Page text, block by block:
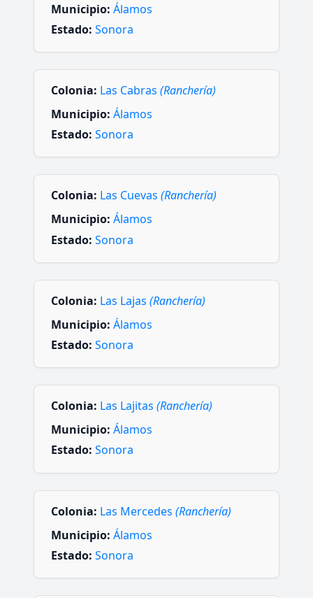
Municipio: Álamos
Estado: Sonora
Colonia: Las Cabras (Ranchería)
Municipio: Álamos
Estado: Sonora
Colonia: Las Cuevas (Ranchería)
Municipio: Álamos
Estado: Sonora
Colonia: Las Lajas (Ranchería)
Municipio: Álamos
Estado: Sonora
Colonia: Las Lajitas (Ranchería)
Municipio: Álamos
Estado: Sonora
Colonia: Las Mercedes (Ranchería)
Municipio: Álamos
Estado: Sonora